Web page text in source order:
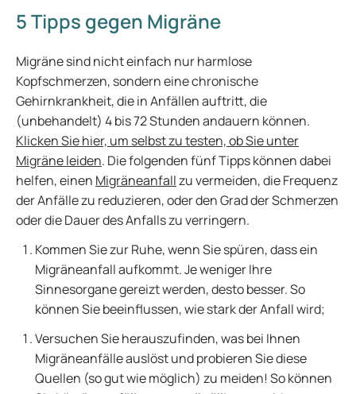
5 Tipps gegen Migräne
Migräne sind nicht einfach nur harmlose
Kopfschmerzen, sondern eine chronische
Gehirnkrankheit, die in Anfällen auftritt, die
(unbehandelt) 4 bis 72 Stunden andauern können.
Klicken Sie hier, um selbst zu testen, ob Sie unter
Migräne leiden. Die folgenden fünf Tipps können dabei
helfen, einen Migräneanfallzu vermeiden, die Frequenz
der Anfälle zu reduzieren, oder den Grad der Schmerzen
oder die Dauer des Anfalls zu verringern.
Kommen Sie zur Ruhe, wenn Sie spüren, dass ein
Migräneanfall aufkommt. Je weniger Ihre
Sinnesorgane gereizt werden, desto besser. So
können Sie beeinflussen, wie stark der Anfall wird;
Versuchen Sie herauszufinden, was bei Ihnen
Migräneanfälle auslöst und probieren Sie diese
Quellen (so gut wie möglich) zu meiden! So können